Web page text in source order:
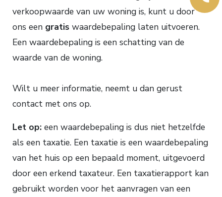
verkoopwaarde van uw woning is, kunt u door
ons een gratis waardebepaling laten uitvoeren.
Een waardebepaling is een schatting van de
waarde van de woning.
Wilt u meer informatie, neemt u dan gerust
contact met ons op.
Let op: een waardebepaling is dus niet hetzelfde
als een taxatie. Een taxatie is een waardebepaling
van het huis op een bepaald moment, uitgevoerd
door een erkend taxateur. Een taxatierapport kan
gebruikt worden voor het aanvragen van een